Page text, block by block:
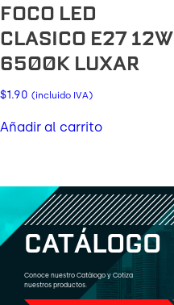
FOCO LED
CLASICO E27 12W
6500K LUXAR
$1.90 (incluido IVA)
Añadir al carrito
CATÁLOGO
Conoce nuestro Catálogo y Cotiza
nuestros productos.